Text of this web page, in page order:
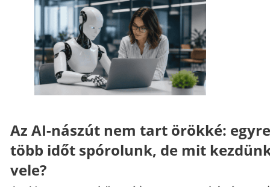
Az AI-nászút nem tart örökké: egyre
több időt spórolunk, de mit
vele?